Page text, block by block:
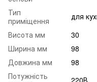
Тип
приміщення
для
Висота мм
30
Ширина мм
98
Довжина мм
98
Потужність
220В